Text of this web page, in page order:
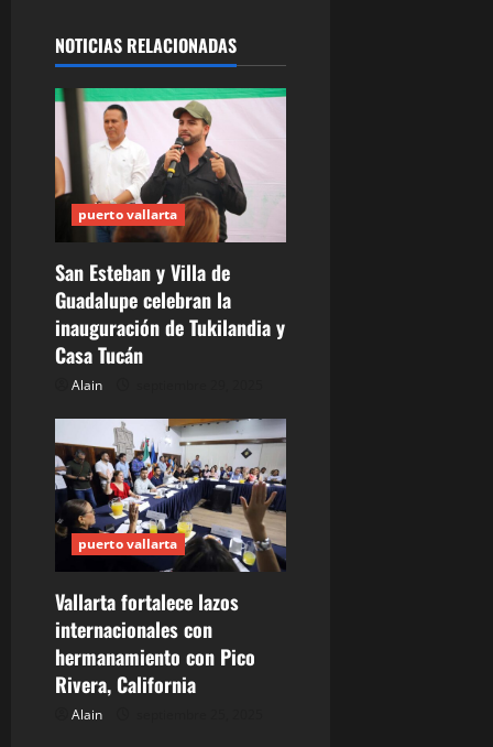
d
e
e
n
t
r
a
d
s
NOTICIAS RELACIONADAS
puerto vallarta
San Esteban y Villa de
Guadalupe celebran la
inauguración de Tukilandia y
Casa Tucán
Alain
puerto vallarta
Vallarta fortalece lazos
internacionales con
hermanamiento con Pico
Rivera, California
Alain